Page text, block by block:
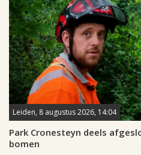
Leiden, 8 augustus 2026, 14:04
Park Cronesteyn deels
bomen